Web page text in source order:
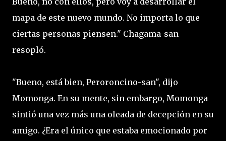
mapa de este nuevo mundo. No importa lo que
ciertas personas piensen." Chagama-san
resopló.
"Bueno, está bien, Peroroncino-san", dijo
Momonga. En su mente, sin embargo, Momonga
sintió una vez más una oleada de decepción en su
amigo. ¿Era el único que estaba emocionado por